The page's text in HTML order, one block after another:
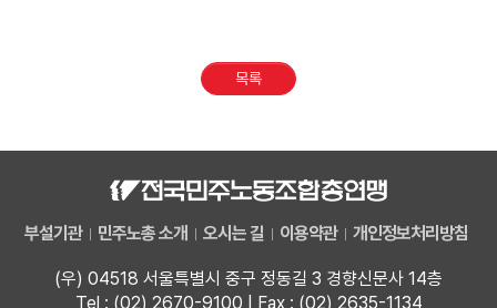
목록
부설기관 민주노총 소개 오시는 길 이용약관 개인정보처리방침
(우) 04518 서울특별시 중구 정동길 3 경향신문사 14층
Tel : (02) 2670-9100 | Fax : (02) 2635-1134